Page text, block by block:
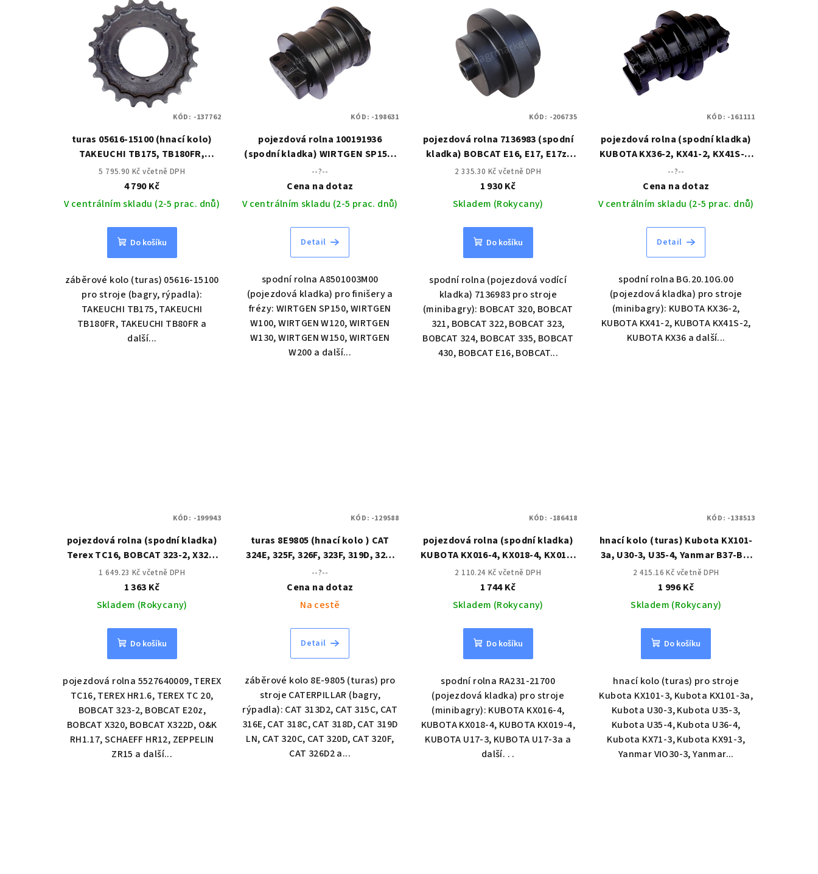
turas 05616-15100 (hnací kolo)
TAKEUCHI TB175, TB180FR,
TB80FR
5 795.90 Kč včetně DPH
4 790 Kč
V centrálním skladu (2-5 prac. dnů)
Do košíku
záběrové kolo (turas) 05616-15100
pro stroje (bagry, rýpadla):
TAKEUCHI TB175, TAKEUCHI
TB180FR, TAKEUCHI TB80FR a
další...
KÓD: -137762
pojezdová rolna 100191936
(spodní kladka) WIRTGEN SP150,
W100, W120, W130, W150, W200
--?--
Cena na dotaz
V centrálním skladu (2-5 prac. dnů)
Detail
spodní rolna A8501003M00
(pojezdová kladka) pro finišery a
frézy: WIRTGEN SP150, WIRTGEN
W100, WIRTGEN W120, WIRTGEN
W130, WIRTGEN W150, WIRTGEN
W200 a další...
KÓD: -198631
pojezdová rolna 7136983 (spodní
kladka) BOBCAT E16, E17, E17z,
E19, E19e, E20, E20z
2 335.30 Kč včetně DPH
1 930 Kč
Skladem (Rokycany)
Do košíku
spodní rolna (pojezdová vodící
kladka) 7136983 pro stroje
(minibagry): BOBCAT 320, BOBCAT
321, BOBCAT 322, BOBCAT 323,
BOBCAT 324, BOBCAT 335, BOBCAT
430, BOBCAT E16, BOBCAT...
KÓD: -206735
pojezdová rolna (spodní kladka)
KUBOTA KX36-2, KX41-2, KX41S-2,
KX36
--?--
Cena na dotaz
V centrálním skladu (2-5 prac. dnů)
Detail
spodní rolna BG.20.10G.00
(pojezdová kladka) pro stroje
(minibagry): KUBOTA KX36-2,
KUBOTA KX41-2, KUBOTA KX41S-2,
KUBOTA KX36 a další...
KÓD: -161111
pojezdová rolna (spodní kladka)
Terex TC16, BOBCAT 323-2, X320,
X322D
1 649.23 Kč včetně DPH
1 363 Kč
Skladem (Rokycany)
Do košíku
pojezdová rolna 5527640009, TEREX
TC16, TEREX HR1.6, TEREX TC 20,
BOBCAT 323-2, BOBCAT E20z,
BOBCAT X320, BOBCAT X322D, O&K
RH1.17, SCHAEFF HR12, ZEPPELIN
ZR15 a další...
KÓD: -199943
turas 8E9805 (hnací kolo ) CAT
324E, 325F, 326F, 323F, 319D, 320,
320C, 320D L
--?--
Cena na dotaz
Na cestě
Detail
záběrové kolo 8E-9805 (turas) pro
stroje CATERPILLAR (bagry,
rýpadla): CAT 313D2, CAT 315C, CAT
316E, CAT 318C, CAT 318D, CAT 319D
LN, CAT 320C, CAT 320D, CAT 320F,
CAT 326D2 a...
KÓD: -129588
pojezdová rolna (spodní kladka)
KUBOTA KX016-4, KX018-4, KX019-
4, U17-3, U17-3a
2 110.24 Kč včetně DPH
1 744 Kč
Skladem (Rokycany)
Do košíku
spodní rolna RA231-21700
(pojezdová kladka) pro stroje
(minibagry): KUBOTA KX016-4,
KUBOTA KX018-4, KUBOTA KX019-4,
KUBOTA U17-3, KUBOTA U17-3a a
další. . .
KÓD: -186418
hnací kolo (turas) Kubota KX101-
3a, U30-3, U35-4, Yanmar B37-B2,
Hitachi EX30-2
2 415.16 Kč včetně DPH
1 996 Kč
Skladem (Rokycany)
Do košíku
hnací kolo (turas) pro stroje
Kubota KX101-3, Kubota KX101-3a,
Kubota U30-3, Kubota U35-3,
Kubota U35-4, Kubota U36-4,
Kubota KX71-3, Kubota KX91-3,
Yanmar VIO30-3, Yanmar...
KÓD: -138513